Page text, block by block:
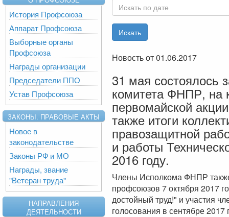
История Профсоюза
Аппарат Профсоюза
Выборные органы
Профсоюза
Награды организации
Председатели ППО
Устав Профсоюза
ЗАКОНЫ. ПРАВОВЫЕ АКТЫ
Новое в
законодательстве
Законы РФ и МО
Награды, звание
"Ветеран труда"
НАПРАВЛЕНИЯ
ДЕЯТЕЛЬНОСТИ
Новость от 01.06.2017
31 мая состоялось
комитета ФНПР, на
первомайской
также итоги
правозащитной
и работы
2016 году.
Члены Исполкома ФНПР
профсоюзов 7 октября 2017
достойный труд!" и участия
голосования в сентябре 2017